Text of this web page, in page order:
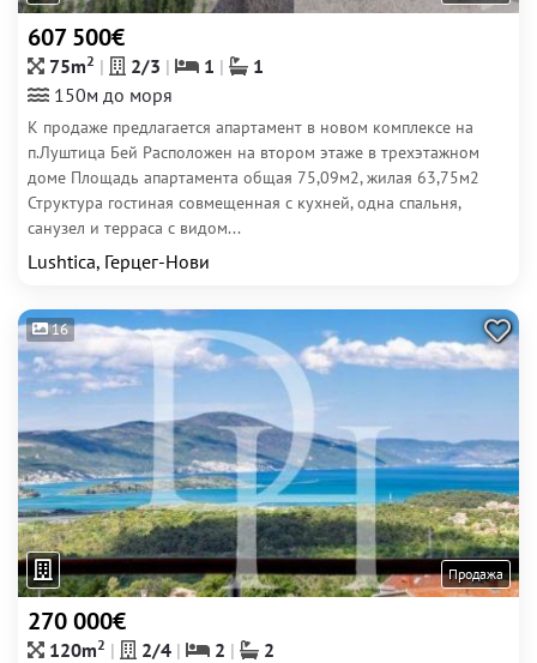
607 500€
75m2 2/3 1
1
150м до моря
К продаже предлагается апартамент в новом комплексе на
п.Луштица Бей Расположен на втором этаже в трехэтажном
доме Площадь апартамента общая 75,09м2, жилая 63,75м2
Структура гостиная совмещенная с кухней, одна спальня,
санузел и терраса с видом...
Lushtica, Герцег-Нови
16
Продажа
270 000€
120m2 2/4 2 2